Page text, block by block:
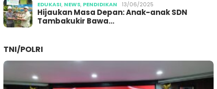
EDUKASI, NEWS, PENDIDIKAN 13/06/2025
Hijaukan Masa Depan: Anak-anak SDN
Tambakukir Bawa…
TNI/POLRI